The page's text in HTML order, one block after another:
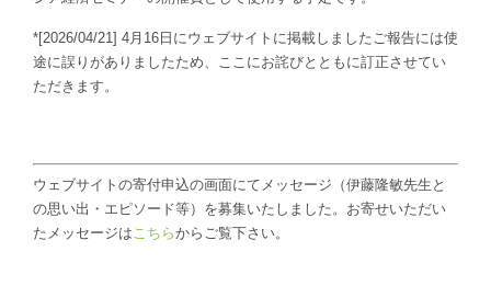
*[2026/04/21] 4月16日にウェブサイトに掲載しましたご報告には使
途に誤りがありましたため、ここにお詫びとともに訂正させてい
ただきます。
ウェブサイトの寄付申込の画面にてメッセージ（伊藤隆敏先生と
の思い出・エピソード等）を募集いたしました。お寄せいただい
たメッセージはこちらからご覧下さい。